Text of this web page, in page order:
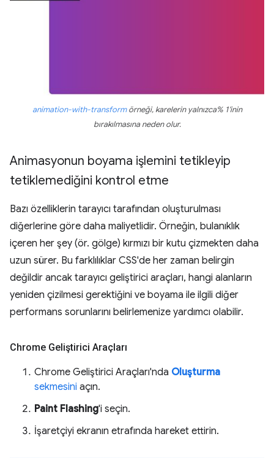
animation-with-transformörneği, karelerin yalnızca% 1'inin
bırakılmasına neden olur.
Animasyonun boyama işlemini tetikleyip
tetiklemediğini kontrol etme
Bazı özelliklerin tarayıcı tarafından oluşturulması
diğerlerine göre daha maliyetlidir. Örneğin, bulanıklık
içeren her şey (ör. gölge) kırmızı bir kutu çizmekten daha
uzun sürer. Bu farklılıklar CSS'de her zaman belirgin
değildir ancak tarayıcı geliştirici araçları, hangi alanların
yeniden çizilmesi gerektiğini ve boyama ile ilgili diğer
performans sorunlarını belirlemenize yardımcı olabilir.
Chrome Geliştirici Araçları
Chrome Geliştirici Araçları'nda Oluşturma
sekmesini açın.
Paint Flashing'i seçin.
İşaretçiyi ekranın etrafında hareket ettirin.